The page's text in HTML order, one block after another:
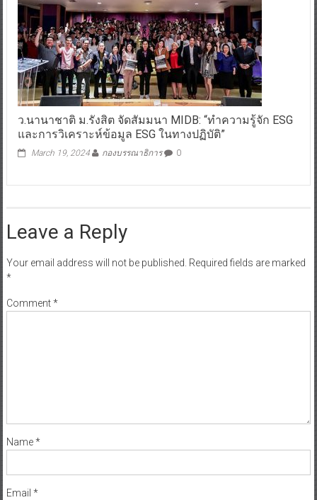
ว.นานาชาติ ม.รังสิต จัดสัมมนา MIDB: “ทำความรู้จัก ESG
และการวิเคราะห์ข้อมูล ESG ในทางปฏิบัติ”
March 19, 2024 กองบรรณาธิการ 0
Leave a Reply
Your email address will not be published. Required fields are marked
*
Comment*
Name*
Email *